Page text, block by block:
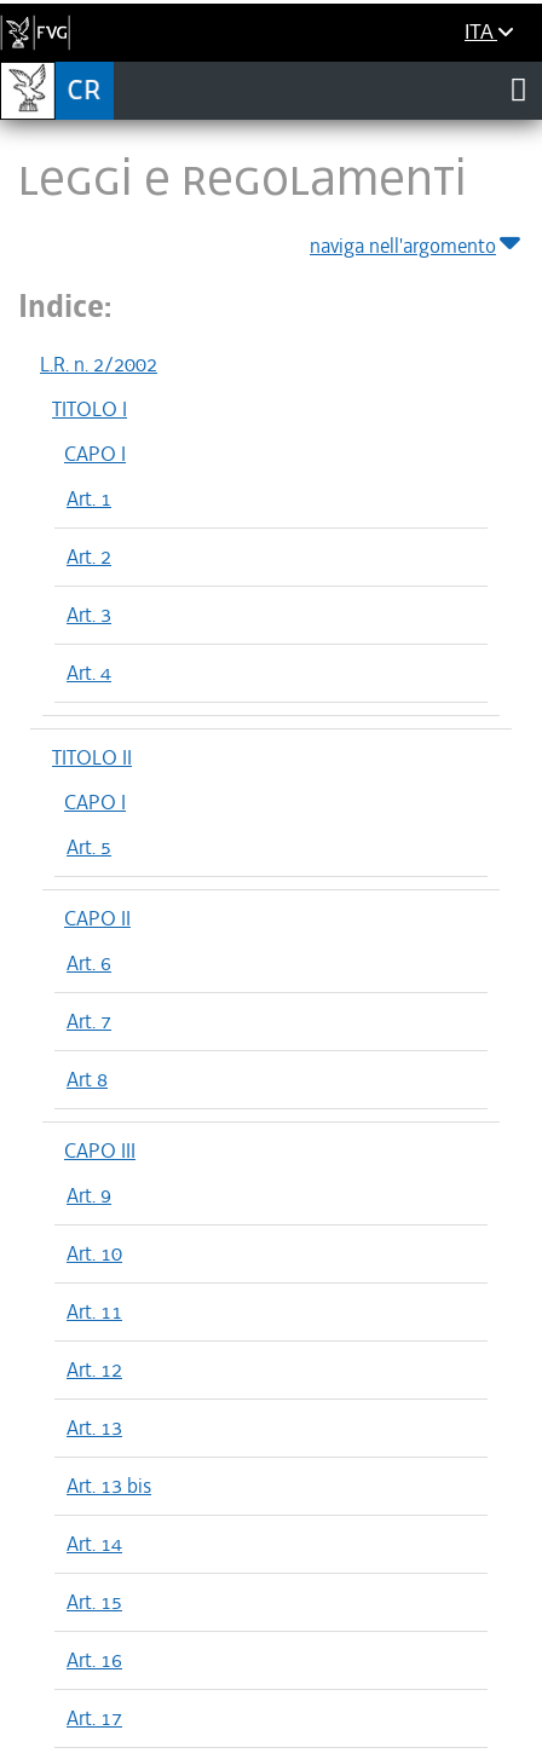
ITA
LEGGI E REGOLAMENTI
naviga nell'argomento
Indice:
L.R. n. 2/2002
TITOLO I
CAPO I
Art. 1
Art. 2
Art. 3
Art. 4
TITOLO II
CAPO I
Art. 5
CAPO II
Art. 6
Art. 7
Art 8
CAPO III
Art. 9
Art. 10
Art. 11
Art. 12
Art. 13
Art. 13 bis
Art. 14
Art. 15
Art. 16
Art. 17